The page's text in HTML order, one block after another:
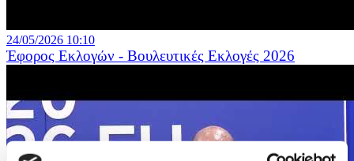
24/05/2026 10:10
Έφορος Εκλογών - Βουλευτικές Εκλογές 2026